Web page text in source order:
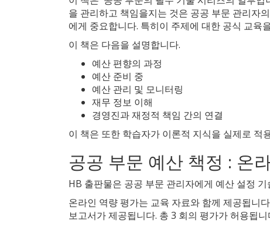
을 관리하고 책임을지는 것은 공공 부문 관리자
에게 중요합니다. 특히이 주제에 대한 공식 교육
이 책은 다음을 설명합니다.
예산 편향의 과정
예산 준비 중
예산 관리 및 모니터링
재무 정보 이해
경영진과 재정적 책임 간의 연결
이 책은 또한 학습자가 이론적 지식을 실제로 적
공공 부문 예산 책정 : 온
HB 출판물은 공공 부문 관리자에게 예산 설정
온라인 역량 평가는 교육 자료와 함께 제공됩니
보고서가 제공됩니다. 총 3 회의 평가가 허용됩